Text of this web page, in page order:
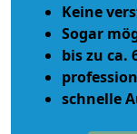
Keine
Sogar
bis zu ca.
schnelle